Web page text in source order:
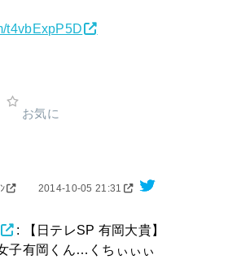
t4vbExpP5D
お気に
2014-10-05 21:31
: 【日テレSP 有岡大貴】
子有岡くん…くちぃぃぃ